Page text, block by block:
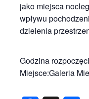
jako miejsca
wpływu
dzielenia
Godzina
Miejsce:Galeria